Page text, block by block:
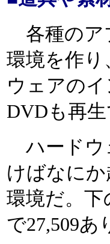
各種のア
環境を作
ウェアの
DVDも再
ハードウ
けばなに
環境だ。下
で27,509